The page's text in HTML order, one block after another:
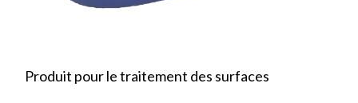
Produit pour le traitement des surfaces